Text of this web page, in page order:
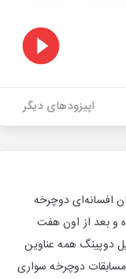
اپیزودهای دیگر
افسانه‌ای دوچرخه
بعد از اون هفت
دوپینگ همه عناوین
دوچرخه سواری